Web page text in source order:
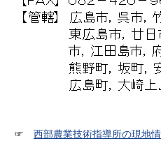
☞ 西部農業技術指導所の現地